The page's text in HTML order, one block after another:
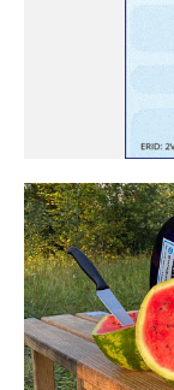
обследования и
возникающие
обеспечивает
организован с
Представитель
всё возможное,
кратчайшие
Когда будет
комментарии не